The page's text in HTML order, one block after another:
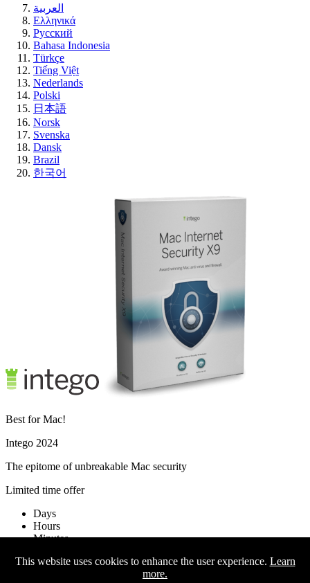
This website uses cookies to enhance the user experience. Learn
more.
العربية
Ελληνικά
Русский
Bahasa Indonesia
Türkçe
Tiếng Việt
Nederlands
Polski
日本語
Norsk
Svenska
Dansk
Brazil
한국어
Best for Mac!
Intego 2024
The epitome of unbreakable Mac security
Limited time offer
Days
Hours
Minutes